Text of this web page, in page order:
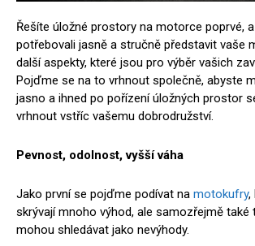
Řešíte úložné prostory na motorce poprvé,
potřebovali jasně a stručně představit vaše
další aspekty, které jsou pro výběr vašich
Pojďme se na to vrhnout společně, abyste
jasno a ihned po pořízení úložných prostor
vrhnout vstříc vašemu dobrodružství.
Pevnost, odolnost, vyšší váha
Jako první se pojďme podívat na motokufry,
skrývají mnoho výhod, ale samozřejmě také
mohou shledávat jako nevýhody.